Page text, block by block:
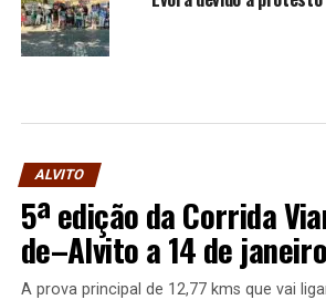
ALVITO
5ª edição da Corrida
de–Alvito a 14 de janeiro
A prova principal de 12,77 kms que vai